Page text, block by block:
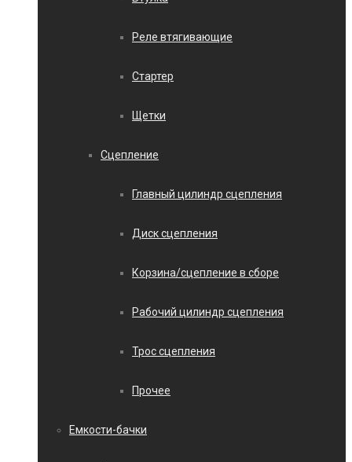
Реле втягивающие
Стартер
Щетки
Сцепление
Главный цилиндр сцепления
Диск сцепления
Корзина/сцепление в сборе
Рабочий цилиндр сцепления
Трос сцепления
Прочее
Емкости-бачки